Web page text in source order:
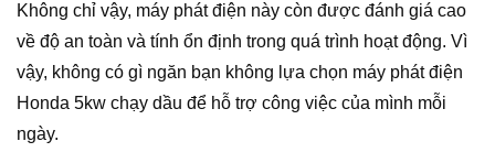
Không chỉ vậy, máy phát điện này còn được đánh giá cao
về độ an toàn và tính ổn định trong quá trình hoạt động. Vì
vậy, không có gì ngăn bạn không lựa chọn máy phát điện
Honda 5kw chạy dầu để hỗ trợ công việc của mình mỗi
ngày.